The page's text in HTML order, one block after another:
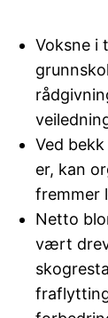
Voksne i
Ved
er, kan
fremmer
Netto
vært